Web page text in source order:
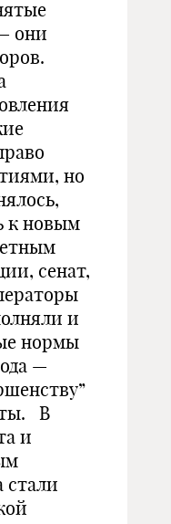
они
но
к новым
сенат,
и
нормы
—
В
и
стали